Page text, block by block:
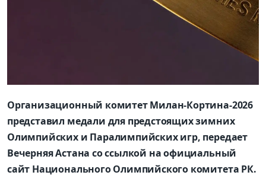
Организационный комитет Милан-Кортина-2026
представил медали для предстоящих зимних
Олимпийских и Паралимпийских игр, передает
Вечерняя Астана со ссылкой на официальный
сайт Национального Олимпийского комитета РК.